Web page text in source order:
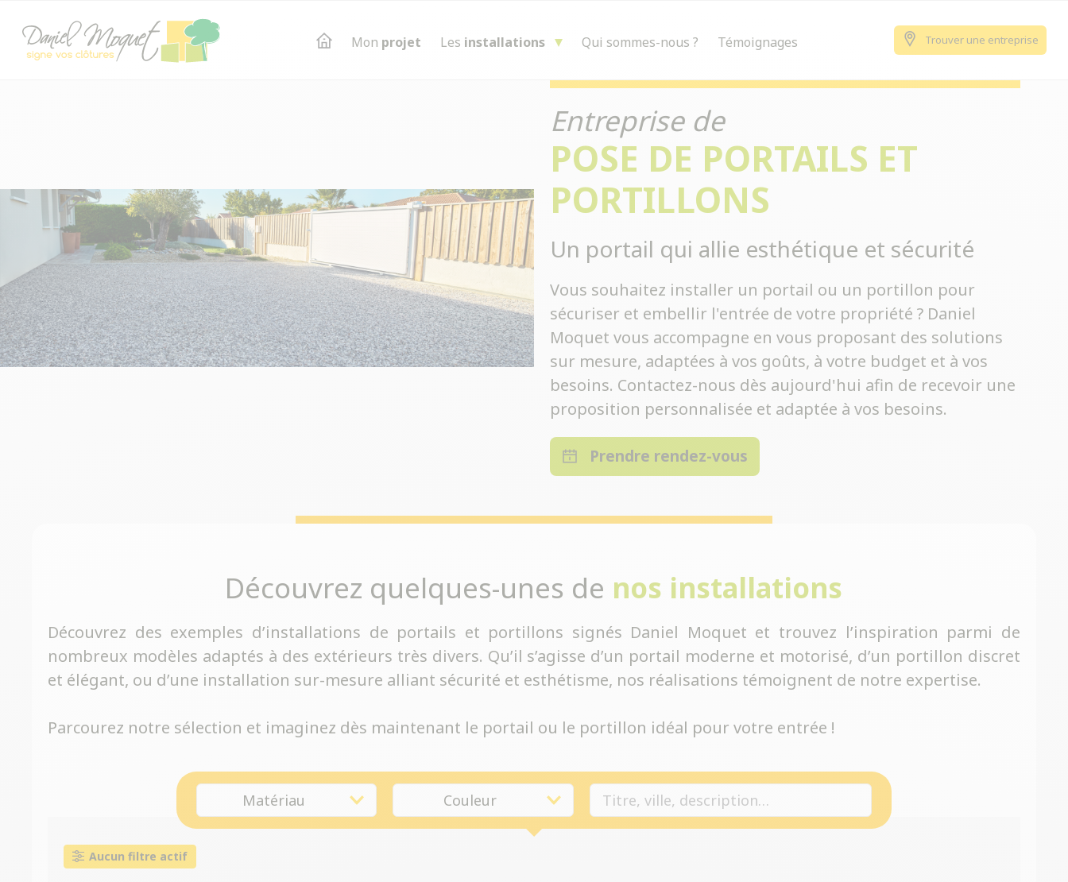
Mon projet Les installations Qui sommes-nous ? Témoignages Trouver une entreprise
Entreprise de
POSE DE PORTAILS ET
PORTILLONS
Un portail qui allie esthétique et sécurité
Vous souhaitez installer un portail ou un portillon pour
sécuriser et embellir l'entrée de votre propriété ? Daniel
Moquet vous accompagne en vous proposant des solutions
sur mesure, adaptées à vos goûts, à votre budget et à vos
besoins. Contactez-nous dès aujourd'hui afin de recevoir une
proposition personnalisée et adaptée à vos besoins.
Prendre rendez-vous
Découvrez quelques-unes de nos installations
Découvrez des exemples d’installations de portails et portillons signés Daniel Moquet et trouvez l’inspiration parmi de
nombreux modèles adaptés à des extérieurs très divers. Qu’il s’agisse d’un portail moderne et motorisé, d’un portillon discret
et élégant, ou d’une installation sur-mesure alliant sécurité et esthétisme, nos réalisations témoignent de notre expertise.
Parcourez notre sélection et imaginez dès maintenant le portail ou le portillon idéal pour votre entrée !
Matériau Couleur
Aucun filtre actif